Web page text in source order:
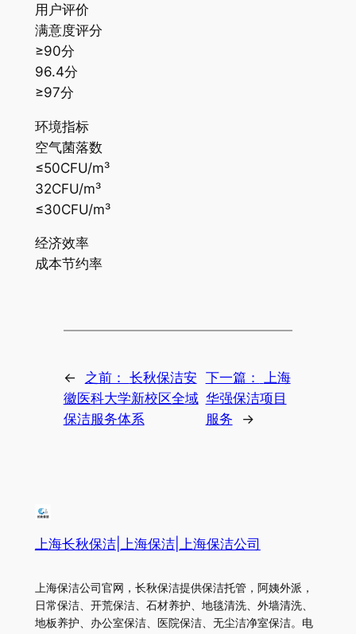
用户评价
满意度评分
≥90分
96.4分
≥97分
环境指标
空气菌落数
≤50CFU/m³
32CFU/m³
≤30CFU/m³
经济效率
成本节约率
← 之前： 长秋保洁安
徽医科大学新校区全域
保洁服务体系
下一篇： 上海
华强保洁项目
服务
→
上海长秋保洁|上海保洁|上海保洁公司
上海保洁公司官网，长秋保洁提供保洁托管，阿姨外派，
日常保洁、开荒保洁、石材养护、地毯清洗、外墙清洗、
地板养护、办公室保洁、医院保洁、无尘洁净室保洁。电